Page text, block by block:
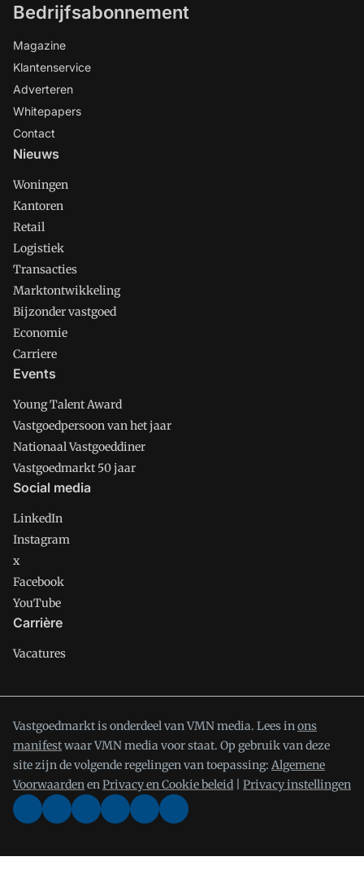
Bedrijfsabonnement
Magazine
Klantenservice
Adverteren
Whitepapers
Contact
Nieuws
Woningen
Kantoren
Retail
Logistiek
Transacties
Marktontwikkeling
Bijzonder vastgoed
Economie
Carriere
Events
Young Talent Award
Vastgoedpersoon van het jaar
Nationaal Vastgoeddiner
Vastgoedmarkt 50 jaar
Social media
LinkedIn
Instagram
x
Facebook
YouTube
Carrière
Vacatures
Vastgoedmarkt is onderdeel van VMN media. Lees inons
manifestwaar VMN media voor staat. Op gebruik van deze
site zijn de volgende regelingen van toepassing: Algemene
VoorwaardenenPrivacy en Cookie beleid Privacy instellingen